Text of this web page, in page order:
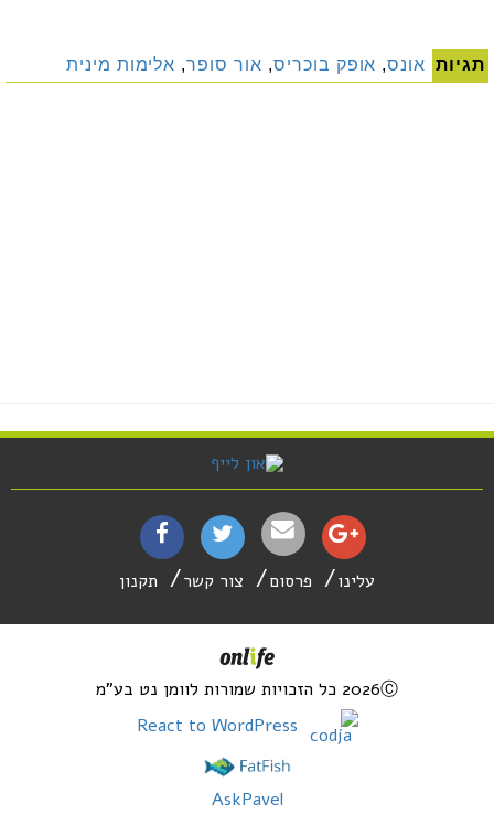
תגיות אונס, אופק בוכריס, אור סופר, אלימות מינית
עלינו פרסום צור קשר תקנון
2026Ⓒ כל הזכויות שמורות לוומן נט בע"מ
AskPavel